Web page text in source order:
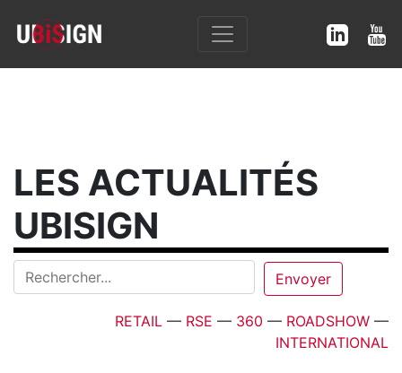
LES ACTUALITÉS
UBISIGN
RETAIL — RSE — 360 — ROADSHOW —
INTERNATIONAL